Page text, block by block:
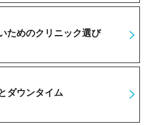
ためのクリニック選び
ダウンタイム